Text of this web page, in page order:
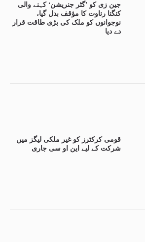
جین زی کو ’گٹر جنریشن‘ کہنے والی
کنگنا رناوت کا مؤقف بدل گیا،
نوجوانوں کو ملک کی بڑی طاقت قرار
دے دیا
قومی کرکٹرز کو غیر ملکی لیگز میں
شرکت کے لیے این او سی جاری